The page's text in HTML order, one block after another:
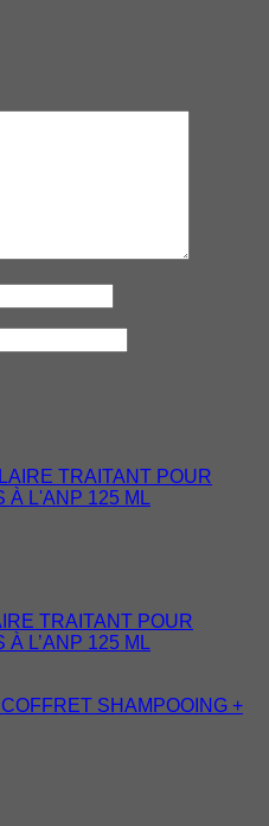
TRAITANT POUR
L’ANP 125 ML